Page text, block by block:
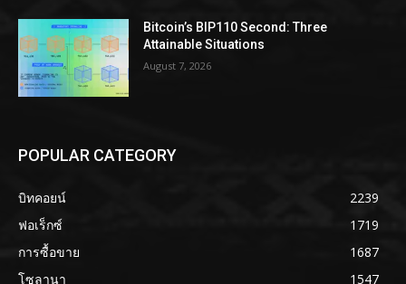
Bitcoin’s BIP110 Second: Three
Attainable Situations
August 7, 2026
POPULAR CATEGORY
บิทคอยน์
2239
ฟอเร็กซ์
1719
การซื้อขาย
1687
โซลานา
1547